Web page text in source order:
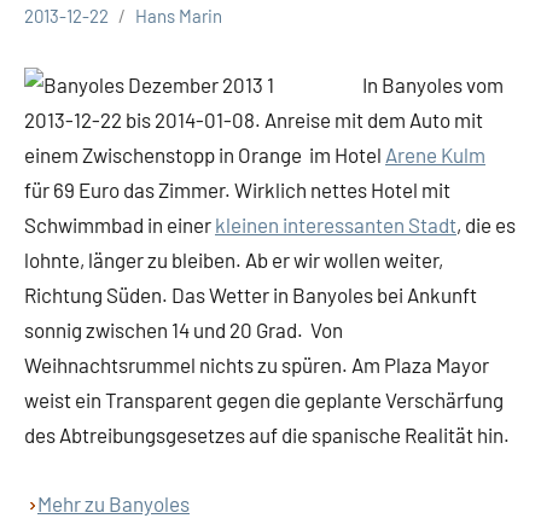
2013-12-22
Hans Marin
Keine
In Banyoles vom
2013-12-22 bis 2014-01-08. Anreise mit dem Auto mit
einem Zwischenstopp in Orange im Hotel Arene Kulm
für 69 Euro das Zimmer. Wirklich nettes Hotel mit
Schwimmbad in einer kleinen interessanten Stadt, die es
lohnte, länger zu bleiben. Ab er wir wollen weiter,
Richtung Süden. Das Wetter in Banyoles bei Ankunft
sonnig zwischen 14 und 20 Grad. Von
Weihnachtsrummel nichts zu spüren. Am Plaza Mayor
weist ein Transparent gegen die geplante Verschärfung
des Abtreibungsgesetzes auf die spanische Realität hin.
Mehr zu Banyoles